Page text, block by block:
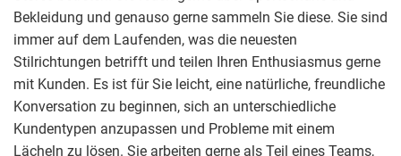
Bekleidung und genauso gerne sammeln Sie diese. Sie sind
immer auf dem Laufenden, was die neuesten
Stilrichtungen betrifft und teilen Ihren Enthusiasmus gerne
mit Kunden. Es ist für Sie leicht, eine natürliche, freundliche
Konversation zu beginnen, sich an unterschiedliche
Kundentypen anzupassen und Probleme mit einem
Lächeln zu lösen. Sie arbeiten gerne als Teil eines Teams,